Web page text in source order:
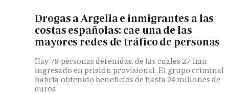
Drogas a Argelia e inmigrantes a las
costas españolas: cae una de las
mayores redes de tráfico de personas
Hay 78 personas detenidas, de las cuales 27 han
ingresado en prisión provisional. El grupo criminal
habría obtenido beneficios de hasta 24 millones de
euros